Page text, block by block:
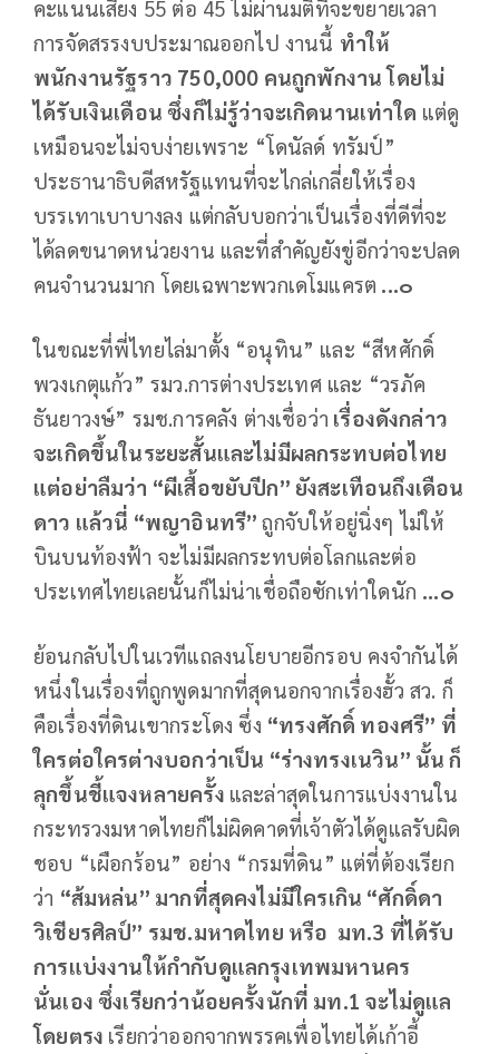
คะแนนเสียง 55 ต่อ 45 ไม่ผ่านมติที่จะขยายเวลา
การจัดสรรงบประมาณออกไป งานนี้ ทำให้
พนักงานรัฐราว 750,000 คนถูกพักงาน โดยไม่
ได้รับเงินเดือน ซึ่งก็ไม่รู้ว่าจะเกิดนานเท่าใด แต่ดู
เหมือนจะไม่จบง่ายเพราะ “โดนัลด์ ทรัมป์”
ประธานาธิบดีสหรัฐแทนที่จะไกล่เกลี่ยให้เรื่อง
บรรเทาเบาบางลง แต่กลับบอกว่าเป็นเรื่องที่ดีที่จะ
ได้ลดขนาดหน่วยงาน และที่สำคัญยังขู่อีกว่าจะปลด
คนจำนวนมาก โดยเฉพาะพวกเดโมแครต ...๐
ในขณะที่พี่ไทยไล่มาตั้ง “อนุทิน” และ “สีหศักดิ์
พวงเกตุแก้ว” รมว.การต่างประเทศ และ “วรภัค
ธันยาวงษ์” รมช.การคลัง ต่างเชื่อว่า เรื่องดังกล่าว
จะเกิดขึ้นในระยะสั้นและไม่มีผลกระทบต่อไทย
แต่อย่าลืมว่า “ผีเสื้อขยับปีก” ยังสะเทือนถึงเดือน
ดาว แล้วนี่ “พญาอินทรี”ถูกจับให้อยู่นิ่งๆ ไม่ให้
บินบนท้องฟ้า จะไม่มีผลกระทบต่อโลกและต่อ
ประเทศไทยเลยนั้นก็ไม่น่าเชื่อถือซักเท่าใดนัก ...๐
ย้อนกลับไปในเวทีแถลงนโยบายอีกรอบ คงจำกันได้
หนึ่งในเรื่องที่ถูกพูดมากที่สุดนอกจากเรื่องฮั้ว สว. ก็
คือเรื่องที่ดินเขากระโดง ซึ่ง “ทรงศักดิ์ ทองศรี” ที่
ใครต่อใครต่างบอกว่าเป็น “ร่างทรงเนวิน” นั้น ก็
ลุกขึ้นชี้แจงหลายครั้ง และล่าสุดในการแบ่งงานใน
กระทรวงมหาดไทยก็ไม่ผิดคาดที่เจ้าตัวได้ดูแลรับผิด
ชอบ “เผือกร้อน” อย่าง “กรมที่ดิน” แต่ที่ต้องเรียก
ว่า “ส้มหล่น” มากที่สุดคงไม่มีใครเกิน “ศักดิ์ดา
วิเชียรศิลป์” รมช.มหาดไทย หรือ มท.3 ที่ได้รับ
การแบ่งงานให้กำกับดูแลกรุงเทพมหานคร
นั่นเอง ซึ่งเรียกว่าน้อยครั้งนักที่ มท.1 จะไม่ดูแล
โดยตรง เรียกว่าออกจากพรรคเพื่อไทยได้เก้าอี้